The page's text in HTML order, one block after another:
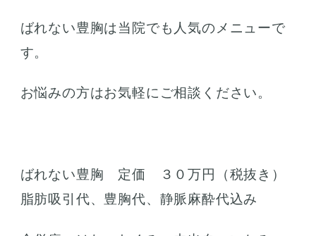
ばれない豊胸は当院でも人気のメニューで
す。
お悩みの方はお気軽にご相談ください。
ばれない豊胸 定価 ３０万円（税抜き）
脂肪吸引代、豊胸代、静脈麻酔代込み